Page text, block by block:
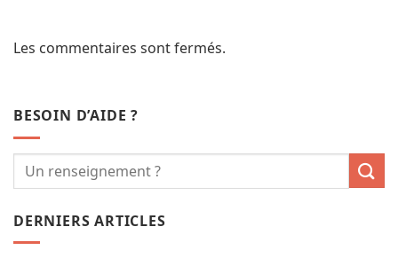
Les commentaires sont fermés.
BESOIN D’AIDE ?
DERNIERS ARTICLES